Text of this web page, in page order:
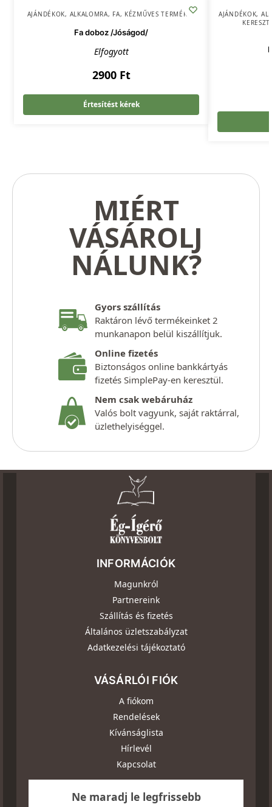
AJÁNDÉKOK, ALKALOMRA, FA, KÉZMŰVES TERMÉKEK
Fa doboz /Jóságod/
Elfogyott
2900 Ft
Értesítést kérek
AJÁNDÉKOK,
MIÉRT
VÁSÁROLJ
NÁLUNK?
Gyors szállítás
Raktáron lévő termékeinket 2
munkanapon belül kiszállítjuk.
Online fizetés
Biztonságos online bankkártyás
fizetés SimplePay-en keresztül.
Nem csak webáruház
Valós bolt vagyunk, saját raktárral,
üzlethelyiséggel.
INFORMÁCIÓK
Magunkról
Partnereink
Szállítás és fizetés
Általános üzletszabályzat
Adatkezelési tájékoztató
VÁSÁRLÓI FIÓK
A fiókom
Rendelések
Kívánságlista
Hírlevél
Kapcsolat
Ne maradj le legfrissebb